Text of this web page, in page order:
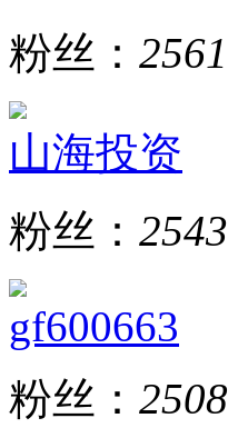
粉丝： 2561
山海投资
粉丝： 2543
gf600663
粉丝： 2508